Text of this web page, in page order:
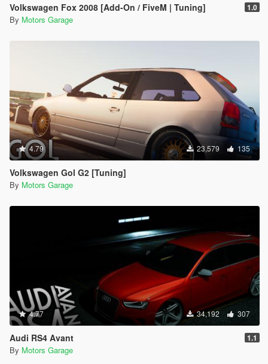
Volkswagen Fox 2008 [Add-On / FiveM | Tuning] 1.0
By Motors Garage
4.79 23,579 135
Volkswagen Gol G2 [Tuning]
By Motors Garage
4.77 34,192 307
Audi RS4 Avant 1.1
By Motors Garage